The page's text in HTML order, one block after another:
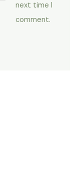
next time I
comment.